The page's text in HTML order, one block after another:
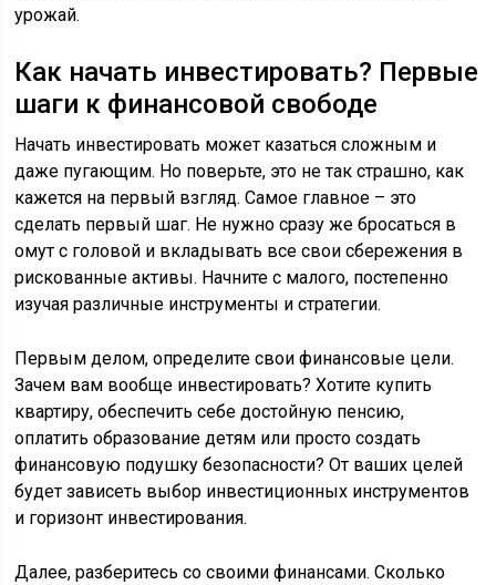
урожай.
Как начать инвестировать? Первые
шаги к финансовой свободе
Начать инвестировать может казаться сложным и
даже пугающим. Но поверьте, это не так страшно, как
кажется на первый взгляд. Самое главное – это
сделать первый шаг. Не нужно сразу же бросаться в
омут с головой и вкладывать все свои сбережения в
рискованные активы. Начните с малого, постепенно
изучая различные инструменты и стратегии.
Первым делом, определите свои финансовые цели.
Зачем вам вообще инвестировать? Хотите купить
квартиру, обеспечить себе достойную пенсию,
оплатить образование детям или просто создать
финансовую подушку безопасности? От ваших целей
будет зависеть выбор инвестиционных инструментов
и горизонт инвестирования.
Далее, разберитесь со своими финансами. Сколько